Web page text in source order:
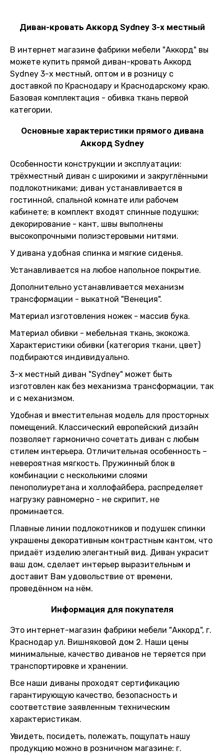
Диван-кровать Аккорд Sydney 3-х местный
В интернет магазине фабрики мебели "Аккорд" вы
можете купить прямой диван-кровать Аккорд
Sydney 3-х местный, оптом и в розницу с
доставкой по Краснодару и Краснодарскому краю.
Базовая комплектация - обивка ткань первой
категории.
Основные характеристики прямого дивана
Аккорд Sydney
Особенности конструкции и эксплуатации:
трёхместный диван с широкими и закруглёнными
подлокотниками; диван устанавливается в
гостинной, спальной комнате или рабочем
кабинете; в комплект входят спинные подушки;
декорирование - кант, швы выполнены
высокопрочными полиэстеровыми нитями.
У дивана удобная спинка и мягкие сиденья.
Устанавливается на любое напольное покрытие.
Дополнительно устанавливается механизм
трансформации - выкатной "Венеция".
Материал изготовления ножек - массив бука.
Материал обивки - мебельная ткань, экокожа.
Характеристики обивки (категория ткани, цвет)
подбираются индивидуально.
3-х местный диван "Sydney" может быть
изготовлен как без механизма трансформации, так
и с механизмом.
Удобная и вместительная модель для просторных
помещений. Классический европейский дизайн
позволяет гармонично сочетать диван с любым
стилем интерьера. Отличительная особенность –
невероятная мягкость. Пружинный блок в
комбинации с несколькими слоями
пенополиуретана и холлофайбера, распределяет
нагрузку равномерно - не скрипит, не
проминается.
Плавные линии подлокотников и подушек спинки
украшены декоративным контрастным кантом, что
придаёт изделию элегантный вид. Диван украсит
ваш дом, сделает интерьер выразительным и
доставит Вам удовольствие от времени,
проведённом на нём.
Информация для покупателя
Это интернет-магазин фабрики мебели "Аккорд", г.
Краснодар ул. Вишняковой дом 2. Наши цены
минимальные, качество диванов не теряется при
транспортировке и хранении.
Все наши диваны проходят сертификацию
гарантирующую качество, безопасность и
соответствие заявленным техническим
характеристикам.
Увидеть, посидеть, полежать, пощупать нашу
продукцию можно в розничном магазине: г.